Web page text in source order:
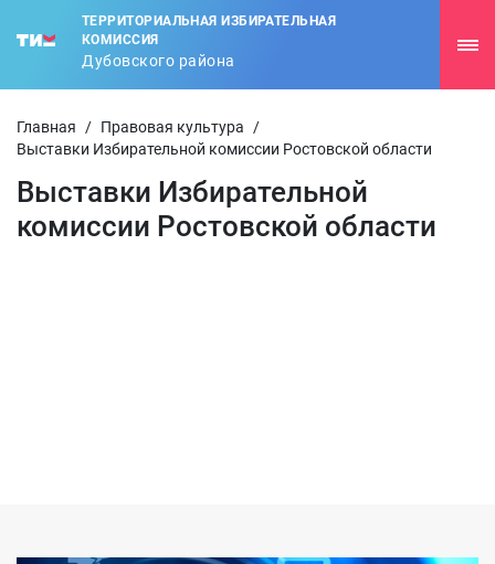
ТЕРРИТОРИАЛЬНАЯ ИЗБИРАТЕЛЬНАЯ
КОМИССИЯ
Дубовского района
Главная / Правовая культура
/
Выставки Избирательной комиссии Ростовской области
Выставки Избирательной
комиссии Ростовской области